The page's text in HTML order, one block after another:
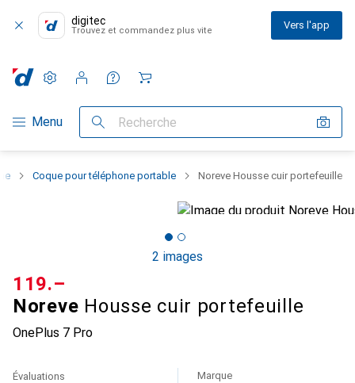
digitec
Trouvez et commandez plus vite Vers l'app
Navigation par catégorie
Menu Recherche
Paramètres
Compte client
Listes de comparaison
Listes d'envies
Panier
Coque pour téléphone portable Noreve Housse cuir portefeuille
2 images
Noreve Housse cuir portefeuille
OnePlus 7 Pro
CHF
119.–
Évaluations Marque